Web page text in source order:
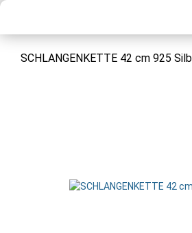
SCHLANGENKETTE 42 cm 925